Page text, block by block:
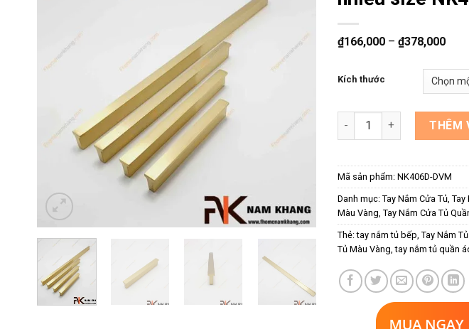
₫166,000 –₫378,000
Kích thước
Tay nắm tủ đồng dạng
THÊM
Mã sản phẩm:NK406D-DVM
Danh mục:Tay Nắm Cửa Tủ,Tay
Màu Vàng,Tay Nắm Cửa Tủ
Thẻ:tay nắm tủ bếp,Tay Nắm
Tủ Màu Vàng,tay nắm tủ quần